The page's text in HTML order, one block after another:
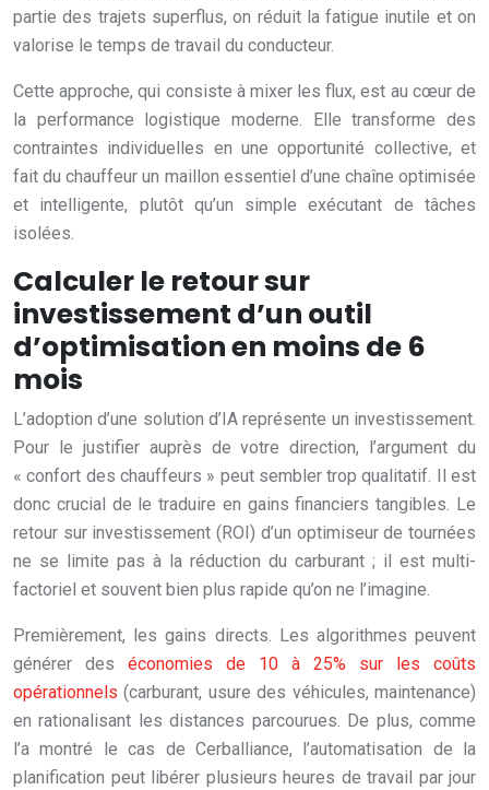
partie des trajets superflus, on réduit la fatigue inutile et on
valorise le temps de travail du conducteur.
Cette approche, qui consiste à mixer les flux, est au cœur de
la performance logistique moderne. Elle transforme des
contraintes individuelles en une opportunité collective, et
fait du chauffeur un maillon essentiel d’une chaîne optimisée
et intelligente, plutôt qu’un simple exécutant de tâches
isolées.
Calculer le retour sur
investissement d’un outil
d’optimisation en moins de 6
mois
L’adoption d’une solution d’IA représente un investissement.
Pour le justifier auprès de votre direction, l’argument du
« confort des chauffeurs » peut sembler trop qualitatif. Il est
donc crucial de le traduire en gains financiers tangibles. Le
retour sur investissement (ROI) d’un optimiseur de tournées
ne se limite pas à la réduction du carburant ; il est multi-
factoriel et souvent bien plus rapide qu’on ne l’imagine.
Premièrement, les gains directs. Les algorithmes peuvent
générer des économies de 10 à 25% sur les coûts
opérationnels (carburant, usure des véhicules, maintenance)
en rationalisant les distances parcourues. De plus, comme
l’a montré le cas de Cerballiance, l’automatisation de la
planification peut libérer plusieurs heures de travail par jour